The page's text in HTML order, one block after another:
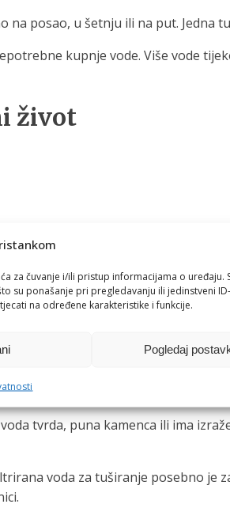
za čuvanje i/ili pristup informacijama o uređaju.
su ponašanje pri pregledavanju ili jedinstveni
na određene karakteristike i funkcije.
Pogledaj
posao, u šetnju ili na put. Jedna
kupnje vode. Više vode
život
dio dana.
tvrda, puna kamenca ili ima
voda za tuširanje posebno je